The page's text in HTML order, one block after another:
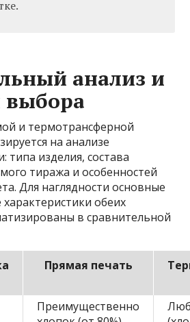
анализ и
выбора
и термотрансферной
на анализе
типа изделия, состава
тиража и особенностей
Для наглядности основные
обеих
в сравнительной
Прямая печать
Преимущественно